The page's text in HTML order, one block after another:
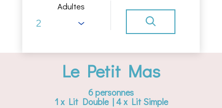
Adultes
Le Petit Mas
6 personnes
1 x Lit Double| 4 x Lit Simple